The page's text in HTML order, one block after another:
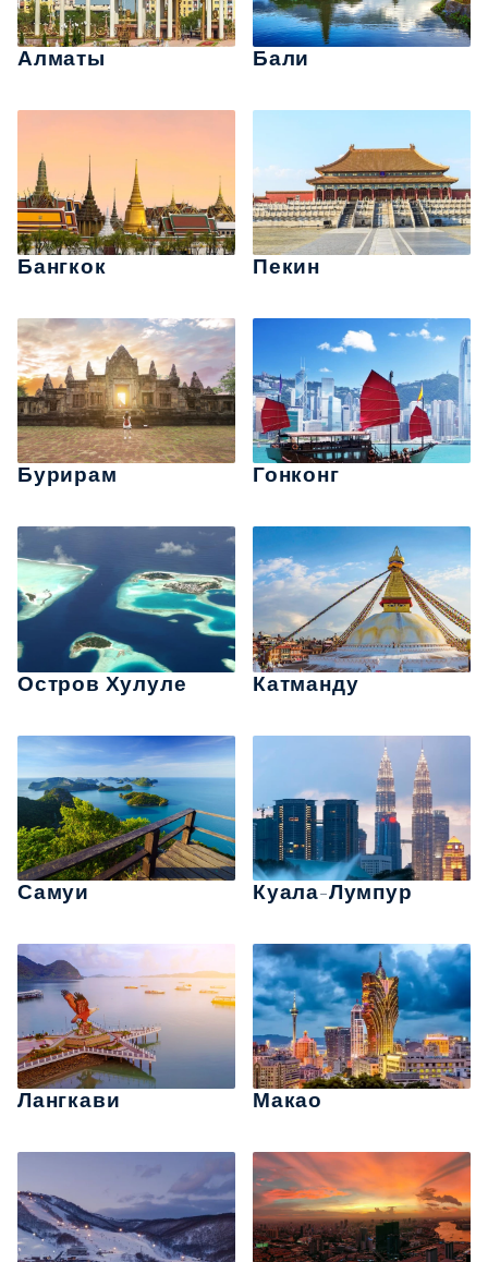
Алматы Бали
Бангкок Пекин
Бурирам Гонконг
Остров Хулуле Катманду
Самуи Куала-Лумпур
Лангкави Макао